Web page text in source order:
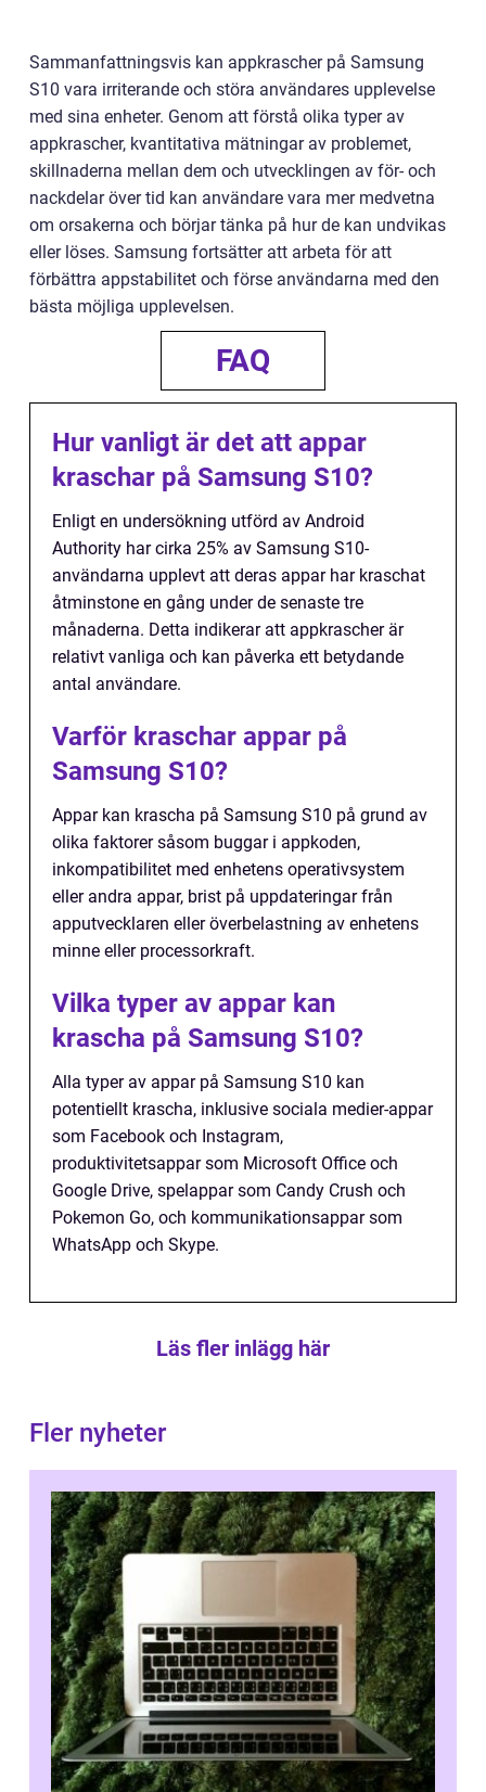
Sammanfattningsvis kan appkrascher på Samsung
S10 vara irriterande och störa användares upplevelse
med sina enheter. Genom att förstå olika typer av
appkrascher, kvantitativa mätningar av problemet,
skillnaderna mellan dem och utvecklingen av för- och
nackdelar över tid kan användare vara mer medvetna
om orsakerna och börjar tänka på hur de kan undvikas
eller löses. Samsung fortsätter att arbeta för att
förbättra appstabilitet och förse användarna med den
bästa möjliga upplevelsen.
FAQ
Hur vanligt är det att appar
kraschar på Samsung S10?
Enligt en undersökning utförd av Android
Authority har cirka 25% av Samsung S10-
användarna upplevt att deras appar har kraschat
åtminstone en gång under de senaste tre
månaderna. Detta indikerar att appkrascher är
relativt vanliga och kan påverka ett betydande
antal användare.
Varför kraschar appar på
Samsung S10?
Appar kan krascha på Samsung S10 på grund av
olika faktorer såsom buggar i appkoden,
inkompatibilitet med enhetens operativsystem
eller andra appar, brist på uppdateringar från
apputvecklaren eller överbelastning av enhetens
minne eller processorkraft.
Vilka typer av appar kan
krascha på Samsung S10?
Alla typer av appar på Samsung S10 kan
potentiellt krascha, inklusive sociala medier-appar
som Facebook och Instagram,
produktivitetsappar som Microsoft Office och
Google Drive, spelappar som Candy Crush och
Pokemon Go, och kommunikationsappar som
WhatsApp och Skype.
Läs fler inlägg här
Fler nyheter